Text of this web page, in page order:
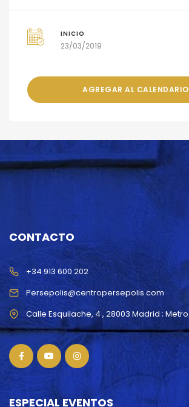
INICIO
23/03/2019
AGREGAR AL CALENDARIO
CONTACTO
Persepolis@centropersepolis.com
+34 913 600 202
ESPECIAL EVENTOS